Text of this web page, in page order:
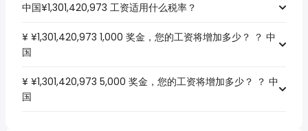
中国¥1,301,420,973 工资适用什么税率？
¥ ¥1,301,420,973 1,000 奖金，您的工资将增加多少？ ？ 中
国
¥ ¥1,301,420,973 5,000 奖金，您的工资将增加多少？ ？ 中
国